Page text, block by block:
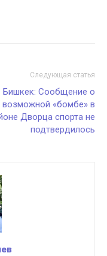
Следующая статья
Бишкек: Сообщение о
возможной «бомбе» в
Дворца спорта не
подтвердилось